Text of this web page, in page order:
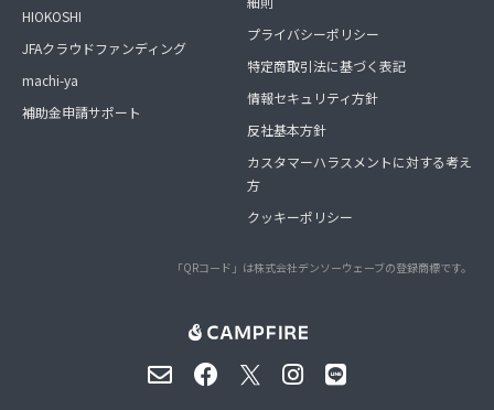
HIOKOSHI
JFAクラウドファンディング
machi-ya
補助金申請サポート
プライバシーポリシー
特定商取引法に基づく表記
情報セキュリティ方針
反社基本方針
カスタマーハラスメントに対する考え
方
クッキーポリシー
「QRコード」は株式会社デンソーウェーブの登録商標です。